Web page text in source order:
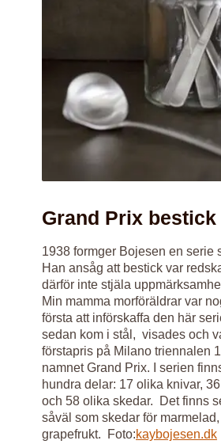
Grand Prix bestick
1938 formger Bojesen en serie
Han ansåg att bestick var
därför inte stjäla
Min mamma morföräldrar var
första att införskaffa den här
sedan kom i stål, visades och
förstapris på Milano triennalen
namnet Grand Prix. I serien
hundra delar: 17 olika knivar,
och 58 olika skedar. Det finns
såväl som skedar för
grapefrukt. Foto:kaybojesen.dk